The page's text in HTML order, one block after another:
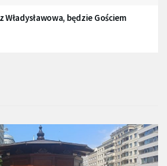
będzie Gościem